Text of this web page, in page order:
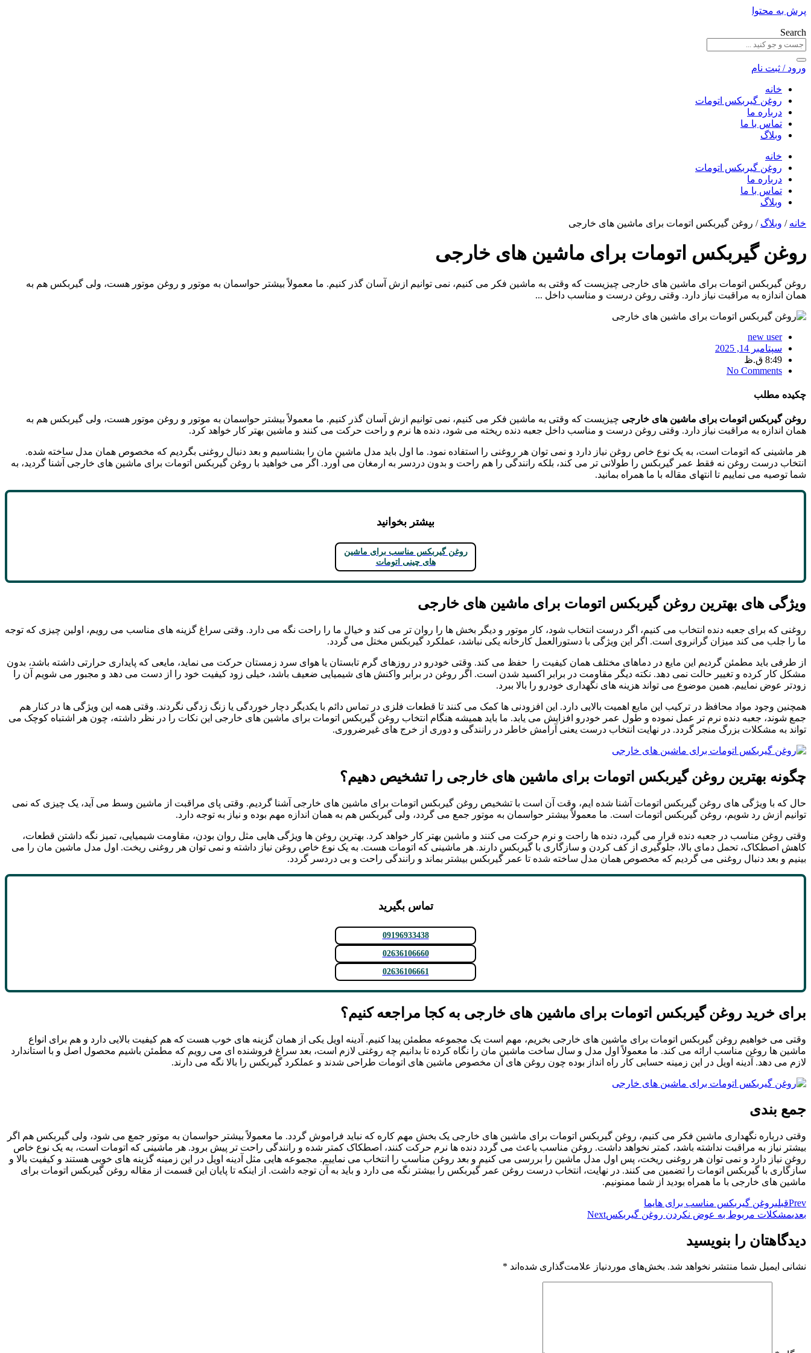
پرش به محتوا
Search
ورود / ثبت نام
خانه
روغن گیربکس اتومات
درباره ما
تماس با ما
وبلاگ
خانه
روغن گیربکس اتومات
درباره ما
تماس با ما
وبلاگ
خانه / وبلاگ / روغن گیربکس اتومات برای ماشین های خارجی
روغن گیربکس اتومات برای ماشین های خارجی
روغن گیربکس اتومات برای ماشین های خارجی چیزیست که وقتی به ماشین فکر می کنیم، نمی توانیم ازش آسان گذر کنیم. ما معمولاً بیشتر حواسمان به موتور و روغن موتور هست، ولی گیربکس هم به
همان اندازه به مراقبت نیاز دارد. وقتی روغن درست و مناسب داخل ...
new user
سپتامبر 14, 2025
8:49 ق.ظ
No Comments
چکیده مطلب
روغن گیربکس اتومات برای ماشین های خارجی چیزیست که وقتی به ماشین فکر می کنیم، نمی توانیم ازش آسان گذر کنیم. ما معمولاً بیشتر حواسمان به موتور و روغن موتور هست، ولی گیربکس هم به
همان اندازه به مراقبت نیاز دارد. وقتی روغن درست و مناسب داخل جعبه دنده ریخته می شود، دنده ها نرم و راحت حرکت می کنند و ماشین بهتر کار خواهد کرد.
هر ماشینی که اتومات است، به یک نوع خاص روغن نیاز دارد و نمی توان هر روغنی را استفاده نمود. ما اول باید مدل ماشین مان را بشناسیم و بعد دنبال روغنی بگردیم که مخصوص همان مدل ساخته شده.
انتخاب درست روغن نه فقط عمر گیربکس را طولانی تر می کند، بلکه رانندگی را هم راحت و بدون دردسر به ارمغان می آورد. اگر می خواهید با روغن گیربکس اتومات برای ماشین های خارجی آشنا گردید، به
شما توصیه می نماییم تا انتهای مقاله با ما همراه بمانید.
بیشتر بخوانید
روغن گیربکس مناسب برای ماشین‌
های چینی اتومات
ویژگی های بهترین روغن گیربکس اتومات برای ماشین های خارجی
روغنی که برای جعبه دنده انتخاب می کنیم، اگر درست انتخاب شود، کار موتور و دیگر بخش ها را روان تر می کند و خیال ما را راحت نگه می دارد. وقتی سراغ گزینه های مناسب می رویم، اولین چیزی که توجه
ما را جلب می کند میزان گرانروی است. اگر این ویژگی با دستورالعمل کارخانه یکی نباشد، عملکرد گیربکس مختل می گردد.
از طرفی باید مطمئن گردیم این مایع در دماهای مختلف همان کیفیت را حفظ می کند. وقتی خودرو در روزهای گرم تابستان یا هوای سرد زمستان حرکت می نماید، مایعی که پایداری حرارتی داشته باشد، بدون
مشکل کار کرده و تغییر حالت نمی دهد. نکته دیگر مقاومت در برابر اکسید شدن است. اگر روغن در برابر واکنش های شیمیایی ضعیف باشد، خیلی زود کیفیت خود را از دست می دهد و مجبور می شویم آن را
زودتر عوض نماییم. همین موضوع می تواند هزینه های نگهداری خودرو را بالا ببرد.
همچنین وجود مواد محافظ در ترکیب این مایع اهمیت بالایی دارد. این افزودنی ها کمک می کنند تا قطعات فلزی در تماس دائم با یکدیگر دچار خوردگی یا زنگ زدگی نگردند. وقتی همه این ویژگی ها در کنار هم
جمع شوند، جعبه دنده نرم تر عمل نموده و طول عمر خودرو افزایش می یابد. ما باید همیشه هنگام انتخاب روغن گیربکس اتومات برای ماشین های خارجی این نکات را در نظر داشته، چون هر اشتباه کوچک می
تواند به مشکلات بزرگ منجر گردد. در نهایت انتخاب درست یعنی آرامش خاطر در رانندگی و دوری از خرج های غیرضروری.
چگونه بهترین روغن گیربکس اتومات برای ماشین های خارجی را تشخیص دهیم؟
حال که با ویژگی های روغن گیربکس اتومات آشنا شده ایم، وقت آن است با تشخیص روغن گیربکس اتومات برای ماشین های خارجی آشنا گردیم. وقتی پای مراقبت از ماشین وسط می آید، یک چیزی که نمی
توانیم ازش رد شویم، روغن گیربکس اتومات است. ما معمولاً بیشتر حواسمان به موتور جمع می گردد، ولی گیربکس هم به همان اندازه مهم بوده و نیاز به توجه دارد.
وقتی روغن مناسب در جعبه دنده قرار می گیرد، دنده ها راحت و نرم حرکت می کنند و ماشین بهتر کار خواهد کرد. بهترین روغن ها ویژگی هایی مثل روان بودن، مقاومت شیمیایی، تمیز نگه داشتن قطعات،
کاهش اصطکاک، تحمل دمای بالا، جلوگیری از کف کردن و سازگاری با گیربکس دارند. هر ماشینی که اتومات هست. به یک نوع خاص روغن نیاز داشته و نمی توان هر روغنی ریخت. اول مدل ماشین مان را می
بینیم و بعد دنبال روغنی می گردیم که مخصوص همان مدل ساخته شده تا عمر گیربکس بیشتر بماند و رانندگی راحت و بی دردسر گردد.
تماس بگیرید
09196933438
02636106660
02636106661
برای خرید روغن گیربکس اتومات برای ماشین های خارجی به کجا مراجعه کنیم؟
وقتی می خواهیم روغن گیربکس اتومات برای ماشین های خارجی بخریم، مهم است یک مجموعه مطمئن پیدا کنیم. آدینه اویل یکی از همان گزینه های خوب هست که هم کیفیت بالایی دارد و هم برای انواع
ماشین ها روغن مناسب ارائه می کند. ما معمولاً اول مدل و سال ساخت ماشین مان را نگاه کرده تا بدانیم چه روغنی لازم است، بعد سراغ فروشنده ای می رویم که مطمئن باشیم محصول اصل و با استاندارد
لازم می دهد. آدینه اویل در این زمینه حسابی کار راه انداز بوده چون روغن های آن مخصوص ماشین های اتومات طراحی شدند و عملکرد گیربکس را بالا نگه می دارند.
جمع بندی
وقتی درباره نگهداری ماشین فکر می کنیم، روغن گیربکس اتومات برای ماشین های خارجی یک بخش مهم کاره که نباید فراموش گردد. ما معمولاً بیشتر حواسمان به موتور جمع می شود، ولی گیربکس هم اگر
بیشتر نیاز به مراقبت نداشته باشد، کمتر نخواهد داشت. روغن مناسب باعث می گردد دنده ها نرم حرکت کنند، اصطکاک کمتر شده و رانندگی راحت تر پیش برود. هر ماشینی که اتومات است، به یک نوع خاص
روغن نیاز دارد و نمی توان هر روغنی ریخت، پس اول مدل ماشین را بررسی می کنیم و بعد روغن مناسب را انتخاب می نماییم. مجموعه هایی مثل آدینه اویل در این زمینه گزینه های خوبی هستند و کیفیت بالا و
سازگاری با گیربکس اتومات را تضمین می کنند. در نهایت، انتخاب درست روغن عمر گیربکس را بیشتر نگه می دارد و باید به آن توجه داشت. از اینکه تا پایان این قسمت از مقاله روغن گیربکس اتومات برای
ماشین های خارجی با ما همراه بودید از شما ممنونیم.
Prevقبلیروغن گیربکس مناسب برای هایما
بعدیمشکلات مربوط به عوض نکردن روغن گیربکسNext
دیدگاهتان را بنویسید
نشانی ایمیل شما منتشر نخواهد شد. بخش‌های موردنیاز علامت‌گذاری شده‌اند *